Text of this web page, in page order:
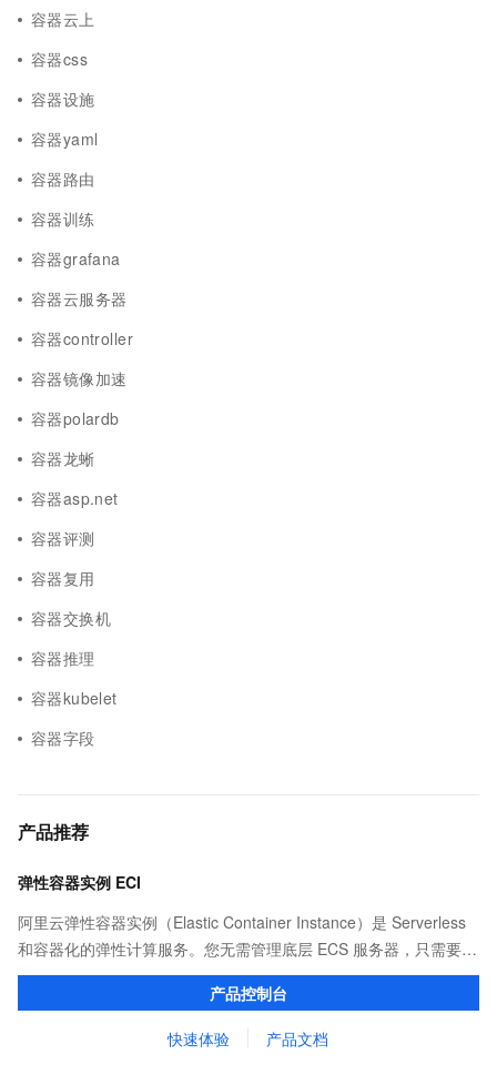
容器云上
容器css
容器设施
容器yaml
容器路由
容器训练
容器grafana
容器云服务器
容器controller
容器镜像加速
容器polardb
容器龙蜥
容器asp.net
容器评测
容器复用
容器交换机
容器推理
容器kubelet
容器字段
产品推荐
弹性容器实例 ECI
阿里云弹性容器实例（Elastic Container Instance）是 Serverless
和容器化的弹性计算服务。您无需管理底层 ECS 服务器，只需要提
供打包好的镜像，即可运行容器，并仅为容器实际运行消耗的资源
产品控制台
快速体验 产品文档